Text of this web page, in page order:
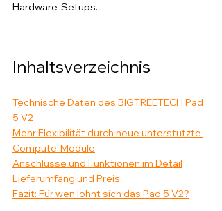
Hardware-Setups.
Inhaltsverzeichnis
Technische Daten des BIGTREETECH Pad
5 V2
Mehr Flexibilität durch neue unterstützte
Compute-Module
Anschlüsse und Funktionen im Detail
Lieferumfang und Preis
Fazit: Für wen lohnt sich das Pad 5 V2?